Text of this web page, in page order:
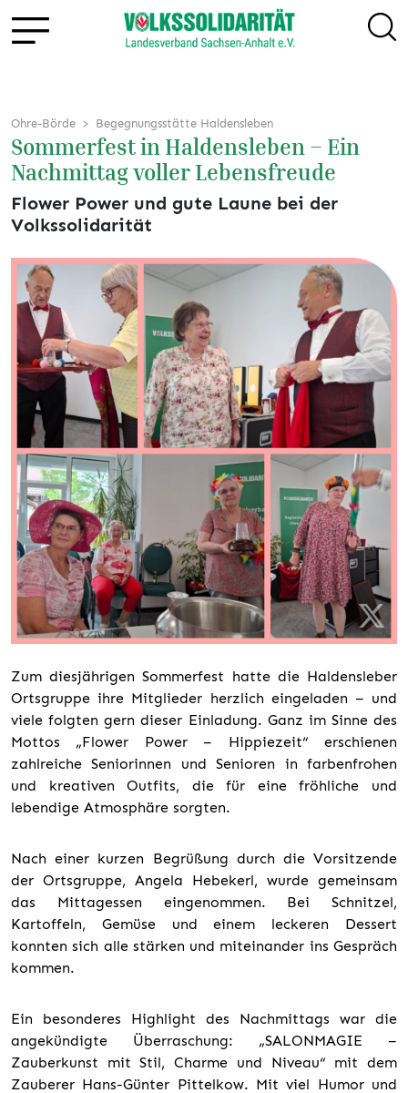
Ohre-Börde Begegnungsstätte Haldensleben
Sommerfest in Haldensleben – Ein
Nachmittag voller Lebensfreude
Flower Power und gute Laune bei der
Volkssolidarität
Zum diesjährigen Sommerfest hatte die Haldensleber
Ortsgruppe ihre Mitglieder herzlich eingeladen – und
viele folgten gern dieser Einladung. Ganz im Sinne des
Mottos „Flower Power – Hippiezeit“ erschienen
zahlreiche Seniorinnen und Senioren in farbenfrohen
und kreativen Outfits, die für eine fröhliche und
lebendige Atmosphäre sorgten.
Nach einer kurzen Begrüßung durch die Vorsitzende
der Ortsgruppe, Angela Hebekerl, wurde gemeinsam
das Mittagessen eingenommen. Bei Schnitzel,
Kartoffeln, Gemüse und einem leckeren Dessert
konnten sich alle stärken und miteinander ins Gespräch
kommen.
Ein besonderes Highlight des Nachmittags war die
angekündigte Überraschung: „SALONMAGIE –
Zauberkunst mit Stil, Charme und Niveau“ mit dem
Zauberer Hans-Günter Pittelkow. Mit viel Humor und